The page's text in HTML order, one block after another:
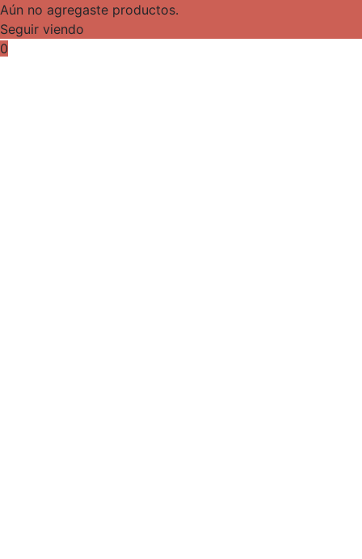
Aún no agregaste productos.
Seguir viendo
0